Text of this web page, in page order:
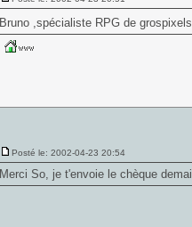
Bruno ,spécialiste RPG de
Posté le: 2002-04-23 20:54
Merci So, je t'envoie le chèque